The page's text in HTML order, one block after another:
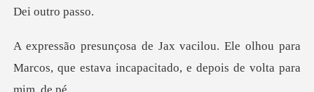
utro
le olhou para
Marcos, que estava incapac